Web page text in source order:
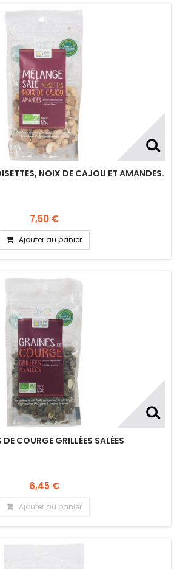
NOIX DE CAJOU ET AMANDES.
7,50 €
Ajouter au panier
DE COURGE GRILLÉES SALÉES
6,45 €
Ajouter au panier